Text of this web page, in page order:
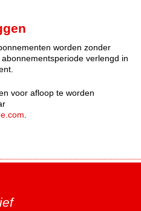
worden zonder
verlengd in
voor afloop te worden